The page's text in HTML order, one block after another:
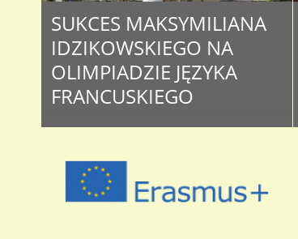
SUKCES MAKSYMILIANA
IDZIKOWSKIEGO NA
OLIMPIADZIE JĘZYKA
FRANCUSKIEGO
Uczeń klasy III e – Maksymilian Idzikowski
Olimpiady Języka Francuskiego, zajmując
na eliminacjach okręgowych we Wrocławiu
1 miejsce. Będziemy mocno trzymać kciuki